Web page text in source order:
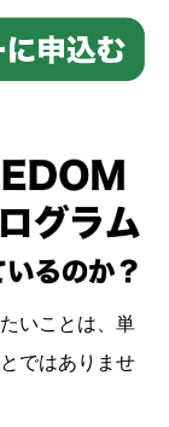
いことは、単
ではありませ